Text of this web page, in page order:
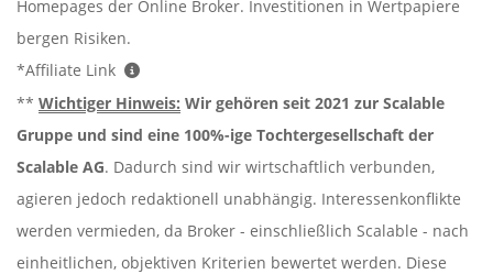
Homepages der Online Broker. Investitionen in Wertpapiere
bergen Risiken.
*Affiliate Link
** Wichtiger Hinweis: Wir gehören seit 2021 zur Scalable
Gruppe und sind eine 100%-ige Tochtergesellschaft der
Scalable AG. Dadurch sind wir wirtschaftlich verbunden,
agieren jedoch redaktionell unabhängig. Interessenkonflikte
werden vermieden, da Broker - einschließlich Scalable - nach
einheitlichen, objektiven Kriterien bewertet werden. Diese